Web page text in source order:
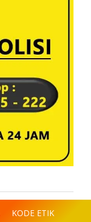
KODE ETIK